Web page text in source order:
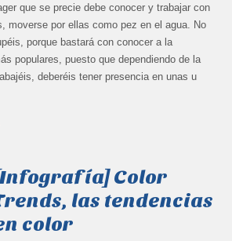
que se precie debe conocer y trabajar con
moverse por ellas como pez en el agua. No
porque bastará con conocer a la
populares, puesto que dependiendo de la
deberéis tener presencia en unas u
Color
las tendencias
color